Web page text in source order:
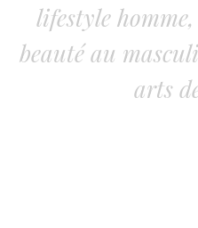
lifestyle
beauté au
arts